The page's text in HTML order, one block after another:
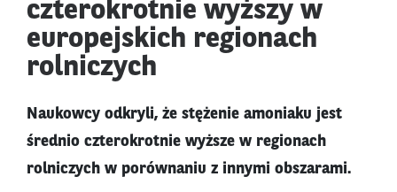
czterokrotnie wyższy w
europejskich regionach
rolniczych
Naukowcy odkryli, że stężenie amoniaku jest
średnio czterokrotnie wyższe w regionach
rolniczych w porównaniu z innymi obszarami.